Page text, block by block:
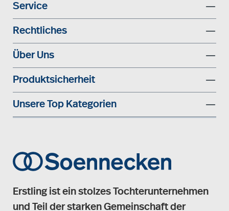
Service
Rechtliches
Über Uns
Produktsicherheit
Unsere Top Kategorien
Erstling ist ein stolzes Tochterunternehmen
und Teil der starken Gemeinschaft der